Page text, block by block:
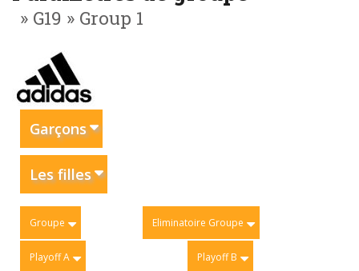
» G19 » Group 1
Garçons
Les filles
Groupe Eliminatoire Groupe
Playoff A Playoff B